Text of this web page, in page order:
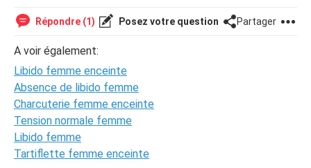
Répondre (1) Posez votre question Partager
A voir également:
Libido femme enceinte
Absence de libido femme
Charcuterie femme enceinte
Tension normale femme
Libido femme
Tartiflette femme enceinte